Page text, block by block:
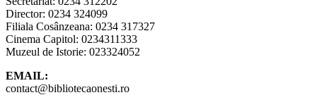
Director: 0234 324099
Filiala Cosânzeana: 0234 317327
Cinema Capitol: 0234311333
Muzeul de Istorie: 023324052
EMAIL:
contact@bibliotecaonesti.ro